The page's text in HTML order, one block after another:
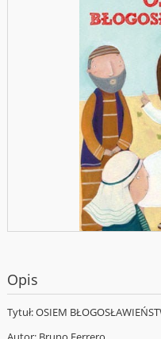
Opis
Tytuł: OSIEM